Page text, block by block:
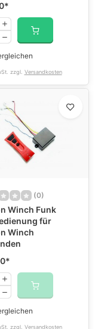
*
zzgl. Versandkosten
(0)
Winch Funk
für
Winch
*
zzgl. Versandkosten